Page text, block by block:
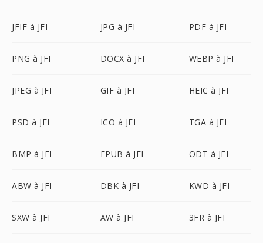
JFIF à JFI JPG à JFI PDF à JFI
PNG à JFI DOCX à JFI WEBP à JFI
JPEG à JFI GIF à JFI HEIC à JFI
PSD à JFI ICO à JFI TGA à JFI
BMP à JFI EPUB à JFI ODT à JFI
ABW à JFI DBK à JFI KWD à JFI
SXW à JFI AW à JFI 3FR à JFI